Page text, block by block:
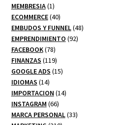
MEMBRESIA 11
producto
ECOMMERCE 4040
productos
EMBUDOS Y FUNNEL 4848
EMPRENDIMIENTO 9292
FACEBOOK 7878
productos
FINANZAS 119119
productos
GOOGLE ADS 1515
IDIOMAS 1414
productos
IMPORTACION 1414
INSTAGRAM 6666
productos
MARCA PERSONAL 3333